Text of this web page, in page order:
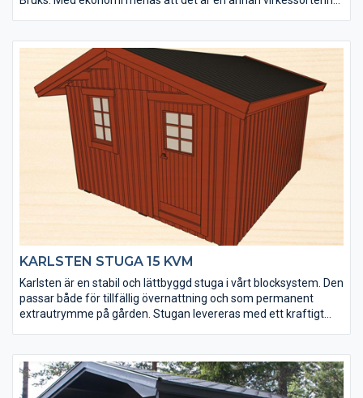
under lågsäsong och läggs på lager. Alla tillverkas i samma
modell och det finns inga möjligheter till ändringar av t ex
fönsterplacering. Men du får en bra stuga direkt från
lagerhyllan till ett mycket bra pris.
Bruks stuga 10 kvm är en friggebod som passar för både
tillfällig övernattning och som permanent extrautrymme på
KARLSTEN STUGA 15 KVM
Karlsten är en stabil och lättbyggd stuga i vårt blocksystem. Den
passar både för tillfällig övernattning och som permanent
extrautrymme på gården. Stugan levereras med ett kraftigt
grundmålad och mellanstruken. Karlsten finns i faluröd,
mörkgrå och husvit eller obehandlad. Foder, knutbrädor,
takfotsbrädor och vindskivor i vitt (mellanstruket) eller